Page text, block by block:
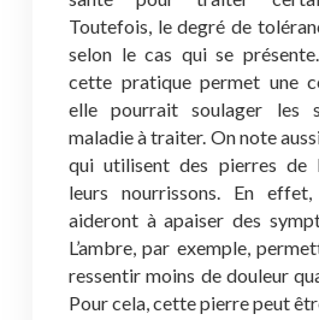
Toutefois, le degré de
selon le cas qui se
cette pratique permet une
elle pourrait soulager les
maladie à traiter. On note
qui utilisent des pierres de
leurs nourrissons. En
aideront à apaiser des
L’ambre, par exemple,
ressentir moins de douleur
Pour cela, cette pierre peut